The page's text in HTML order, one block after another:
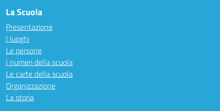
La Scuola
Presentazione
I luoghi
Le persone
I numeri della scuola
Le carte della scuola
Organizzazione
La storia